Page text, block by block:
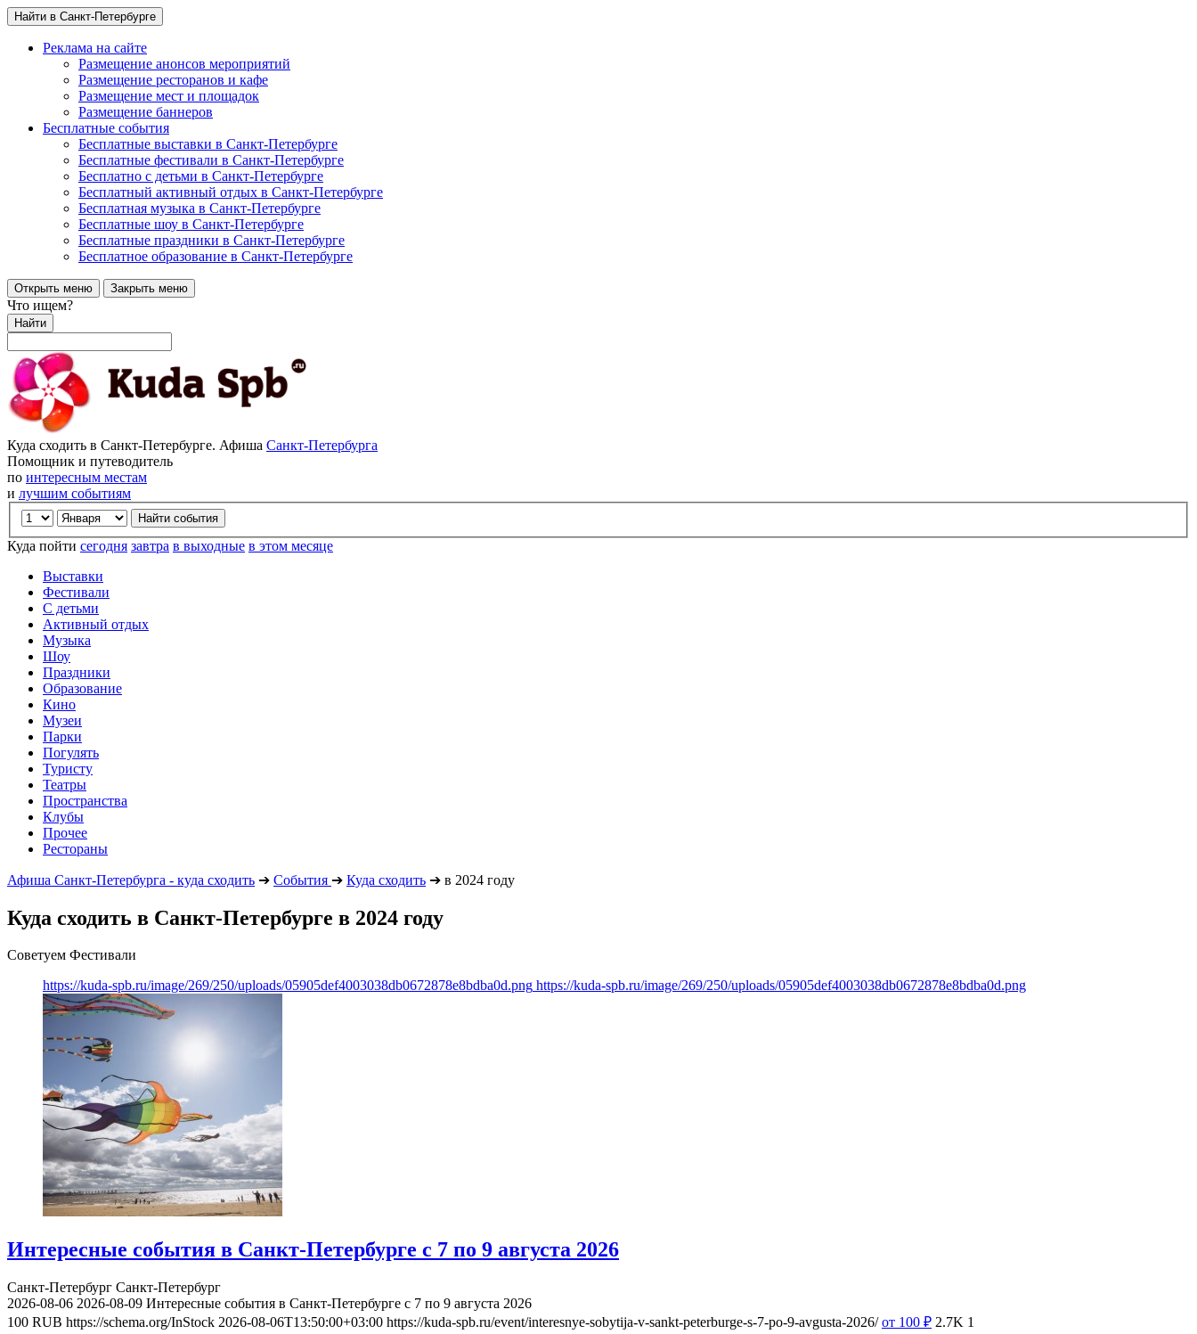
Найти в Санкт-Петербурге
Реклама на сайте
Размещение анонсов мероприятий
Размещение ресторанов и кафе
Размещение мест и площадок
Размещение баннеров
Бесплатные события
Бесплатные выставки в Санкт-Петербурге
Бесплатные фестивали в Санкт-Петербурге
Бесплатно с детьми в Санкт-Петербурге
Бесплатный активный отдых в Санкт-Петербурге
Бесплатная музыка в Санкт-Петербурге
Бесплатные шоу в Санкт-Петербурге
Бесплатные праздники в Санкт-Петербурге
Бесплатное образование в Санкт-Петербурге
Открыть меню Закрыть меню
Что ищем?
Найти
Куда сходить в Санкт-Петербурге. Афиша Санкт-Петербурга
Помощник и путеводитель
по интересным местам
и лучшим событиям
Куда пойти сегодня завтра в выходные в этом месяце
Выставки
Фестивали
С детьми
Активный отдых
Музыка
Шоу
Праздники
Образование
Кино
Музеи
Парки
Погулять
Туристу
Театры
Пространства
Клубы
Прочее
Рестораны
Афиша Санкт-Петербурга - куда сходить ➔ События ➔ Куда сходить ➔ в 2024 году
Куда сходить в Санкт-Петербурге в 2024 году
Советуем Фестивали
https://kuda-spb.ru/image/269/250/uploads/05905def4003038db0672878e8bdba0d.png https://kuda-spb.ru/image/269/250/uploads/05905def4003038db0672878e8bdba0d.png
Интересные события в Санкт-Петербурге с 7 по 9 августа 2026
Санкт-Петербург Санкт-Петербург
2026-08-06 2026-08-09 Интересные события в Санкт-Петербурге с 7 по 9 августа 2026
100 RUB https://schema.org/InStock 2026-08-06T13:50:00+03:00 https://kuda-spb.ru/event/interesnye-sobytija-v-sankt-peterburge-s-7-po-9-avgusta-2026/ от 100 ₽ 2.7K 1